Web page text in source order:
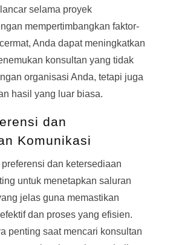
selama proyek
mempertimbangkan faktor-
Anda dapat meningkatkan
konsultan yang tidak
organisasi Anda, tetapi juga
hasil yang luar biasa.
dan
Komunikasi
dan ketersediaan
untuk menetapkan saluran
jelas guna memastikan
dan proses yang efisien.
penting saat mencari konsultan